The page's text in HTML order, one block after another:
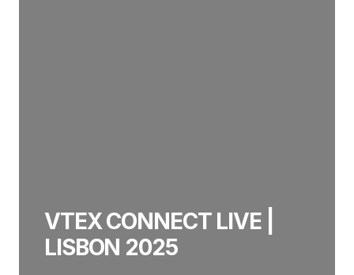
VTEX CONNECT LIVE |
LISBON 2025